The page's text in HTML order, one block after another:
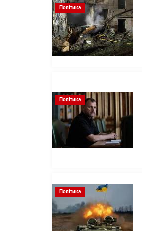
Політика
Політика
Політика